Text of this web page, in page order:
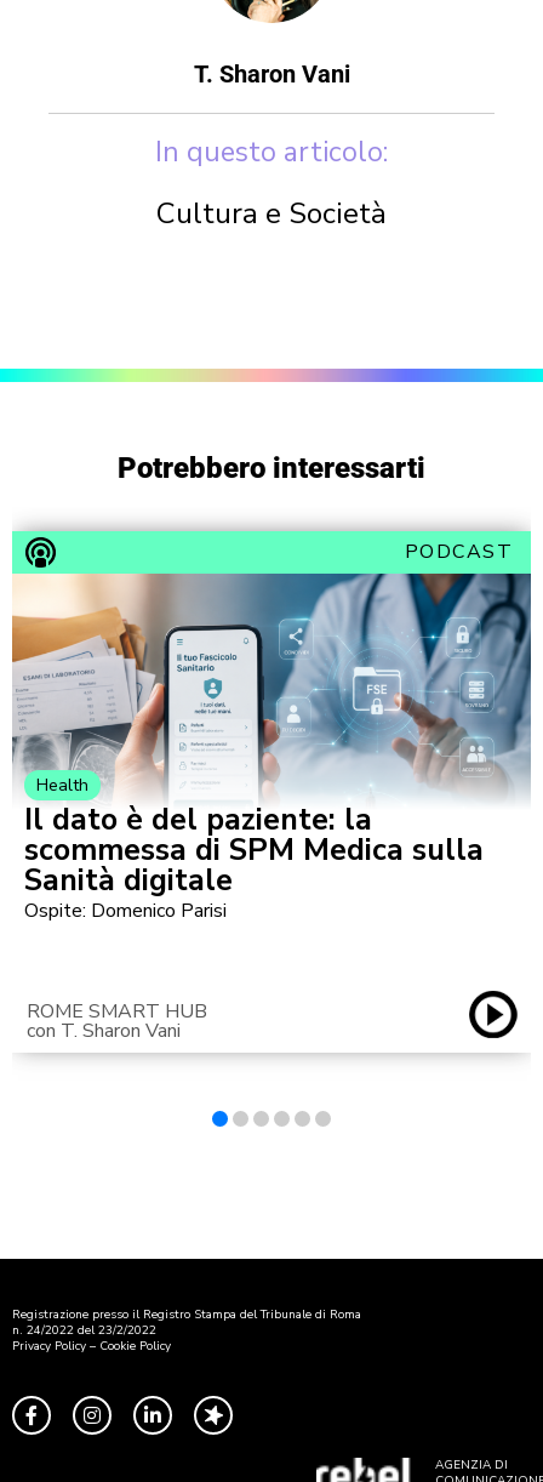
T. Sharon Vani
In questo articolo:
Cultura e Società
Potrebbero interessarti
PODCAST
Health
Il dato è del paziente: la
scommessa di SPM Medica sulla
Sanità digitale
Ospite: Domenico Parisi
ROME SMART HUB
con T. Sharon Vani
Registrazione presso il Registro Stampa del Tribunale di Roma
n. 24/2022 del 23/2/2022
Privacy Policy – Cookie Policy
AGENZIA DI